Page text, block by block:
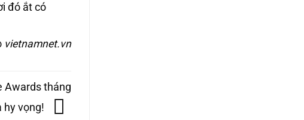
đó ắt có
vietnamnet.vn
Awards tháng
hy vọng!